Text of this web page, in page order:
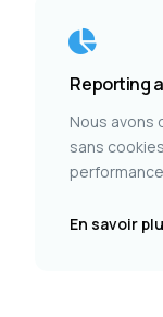
Reporting
Nous avons
sans
En savoir